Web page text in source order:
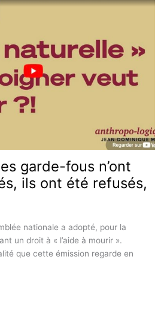
garde-fous n’ont
ils ont été refusés,
nationale a adopté, pour la
un droit à « l’aide à mourir ».
que cette émission regarde en